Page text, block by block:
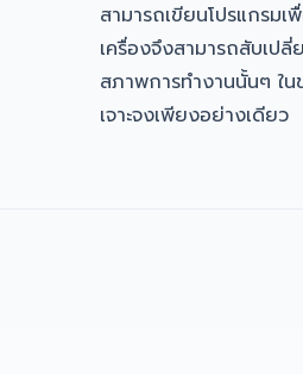
สามารถเขียนโปรแกรม
เครื่องจึงสามารถสับเป
สภาพการทำงานนั้นๆ ใน
เจาะจงเพียงอย่างเดียว